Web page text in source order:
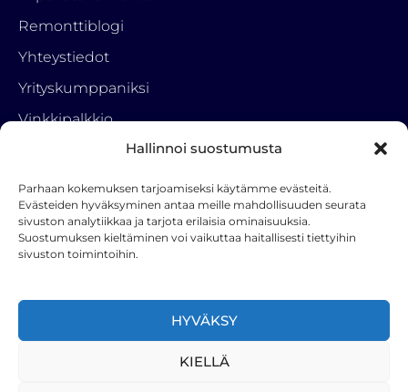
Hallinnoi suostumusta
Parhaan kokemuksen tarjoamiseksi käytämme evästeitä.
Evästeiden hyväksyminen antaa meille mahdollisuuden seurata
sivuston analytiikkaa ja tarjota erilaisia ominaisuuksia.
Suostumuksen kieltäminen voi vaikuttaa haitallisesti tiettyihin
sivuston toimintoihin.
HYVÄKSY
KIELLÄ
Remonttiblogi
Yhteystiedot
Yrityskumppaniksi
Vinkkipalkkio
Tietosuojaseloste
Ota yhteyttä
RemonttiParkki
050 3222 001
a